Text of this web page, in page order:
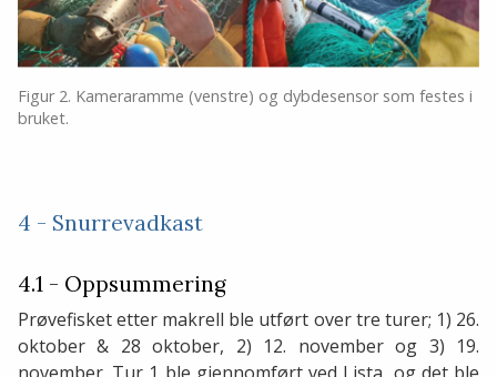
Figur 2. Kameraramme (venstre) og dybdesensor som festes i
bruket.
4 - Snurrevadkast
4.1 - Oppsummering
Prøvefisket etter makrell ble utført over tre turer; 1) 26.
oktober & 28 oktober, 2) 12. november og 3) 19.